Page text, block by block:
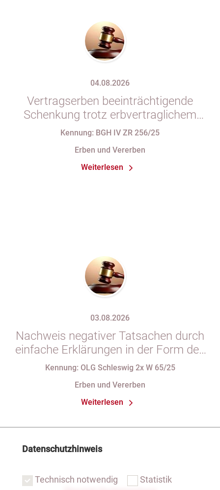
04.08.2026
Vertragserben beeinträchtigende
Schenkung trotz erbvertraglichem
Rücktrittsvorbehalt
Kennung: BGH IV ZR 256/25
Erben und Vererben
Weiterlesen
03.08.2026
Nachweis negativer Tatsachen durch
einfache Erklärungen in der Form des
§ 29 GBO (hier: Nichtgeltendmachung
Kennung: OLG Schleswig 2x W 65/25
Erben und Vererben
Weiterlesen
Datenschutzhinweis
Technisch notwendig Statistik